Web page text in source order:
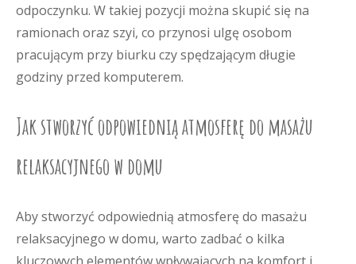
odpoczynku. W takiej pozycji można skupić się na
ramionach oraz szyi, co przynosi ulgę osobom
pracującym przy biurku czy spędzającym długie
godziny przed komputerem.
Jak stworzyć odpowiednią atmosferę do masażu
relaksacyjnego w domu
Aby stworzyć odpowiednią atmosferę do masażu
relaksacyjnego w domu, warto zadbać o kilka